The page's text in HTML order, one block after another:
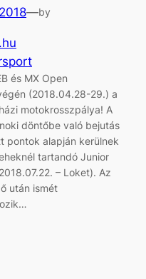
—by
és MX Open
(2018.04.28-29.) a
motokrosszpálya! A
döntőbe való bejutás
pontok alapján kerülnek
tartandó Junior
– Loket). Az
után ismét